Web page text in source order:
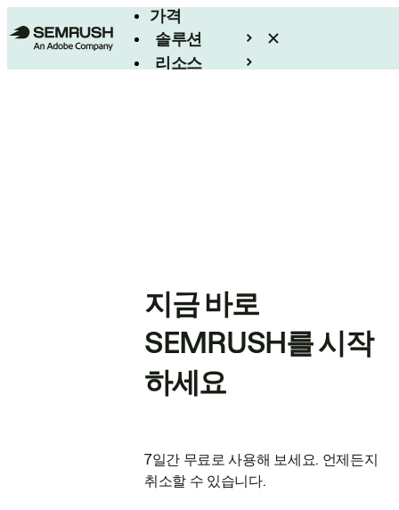
가격
솔루션
리소스
지금 바로
SEMRUSH를 시작
하세요
7일간 무료로 사용해 보세요. 언제든지
취소할 수 있습니다.